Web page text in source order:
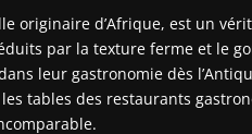
originaire d’Afrique, est un
par la texture ferme et le
leur gastronomie dès
tables des restaurants